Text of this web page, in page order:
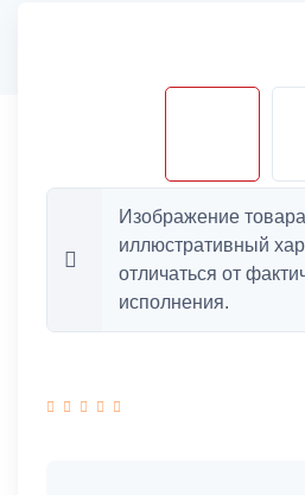
Изображение
иллюстративный
отличаться от
исполнения.